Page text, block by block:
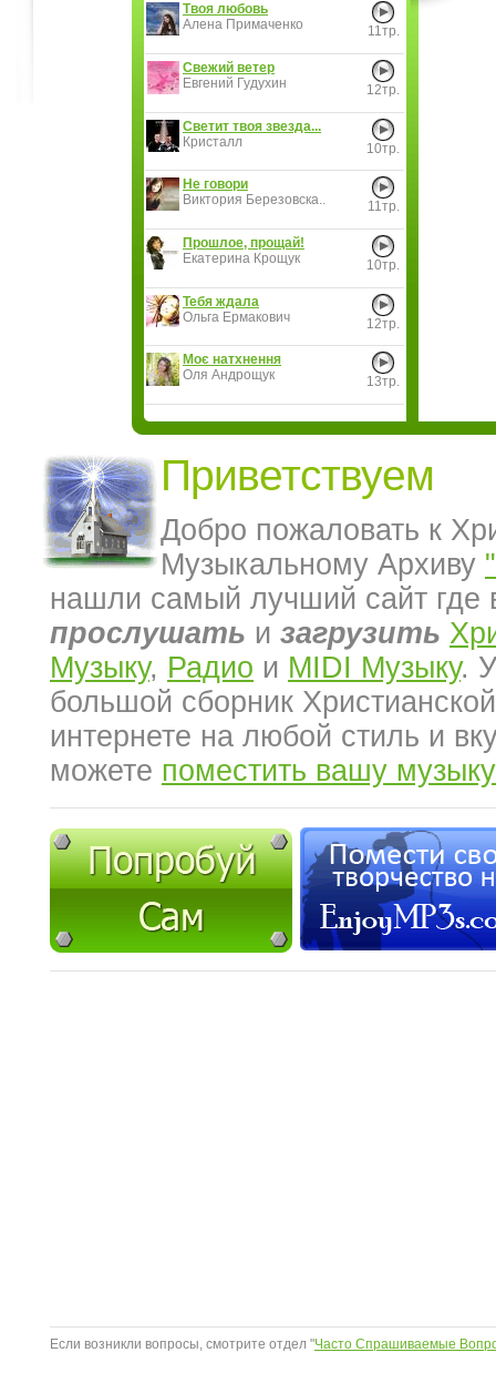
Твоя любовь
Алена Примаченко
11тр.
Свежий ветер
Евгений Гудухин
12тр.
Светит твоя звезда...
Кристалл
10тр.
Не говори
Виктория Березовска..
11тр.
Прошлое, прощай!
Екатерина Крощук
10тр.
Тебя ждала
Ольга Ермакович
12тр.
Моє натхнення
Оля Андрощук
13тр.
Приветствуем
Добро пожаловать к
Музыкальному Архиву
нашли самый лучший сайт где
прослушать и загрузить
Музыку, Радио и MIDI Музыку.
большой сборник
интернете на любой стиль и
можете поместить вашу музыку
Если возникли вопросы, смотрите отдел "Часто Спрашиваемые